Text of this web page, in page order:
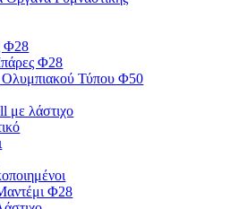
Φ28
Φ28
Τύπου Φ50
με λάστιχο
Φ28